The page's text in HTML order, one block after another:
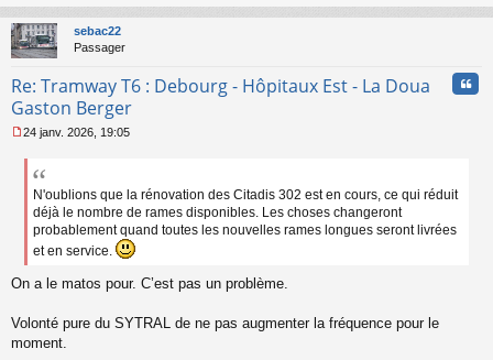
u
au
sebac22
Passager
Re: Tramway T6 : Debourg - Hôpitaux Est - La Doua
Gaston Berger
e
n
u
24 janv. 2026, 19:05
N'oublions que la rénovation des Citadis 302 est en cours, ce qui réduit
déjà le nombre de rames disponibles. Les choses changeront
probablement quand toutes les nouvelles rames longues seront livrées
et en service.
On a le matos pour. C’est pas un problème.
Volonté pure du SYTRAL de ne pas augmenter la fréquence pour le
moment.